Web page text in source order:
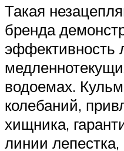
Такая
бренда
эффективность
водоемах.
колебаний,
хищника,
линии